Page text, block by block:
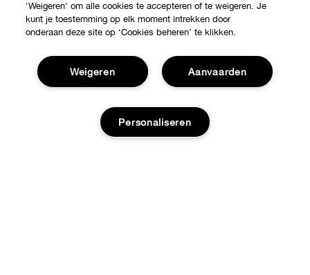
'Weigeren' om alle cookies te accepteren of te weigeren. Je
kunt je toestemming op elk moment intrekken door
onderaan deze site op ‘Cookies beheren’ te klikken.
Aanvaarden
Weigeren
Personaliseren